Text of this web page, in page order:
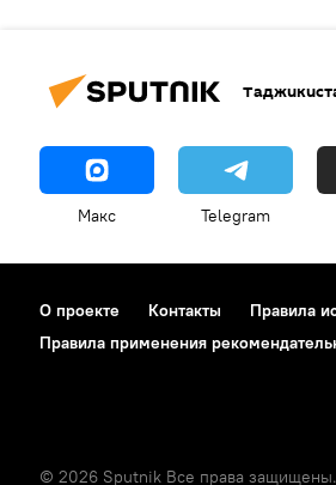
Макс Telegram
О проекте Контакты Правила
Правила применения
© 2026 Sputnik Все права